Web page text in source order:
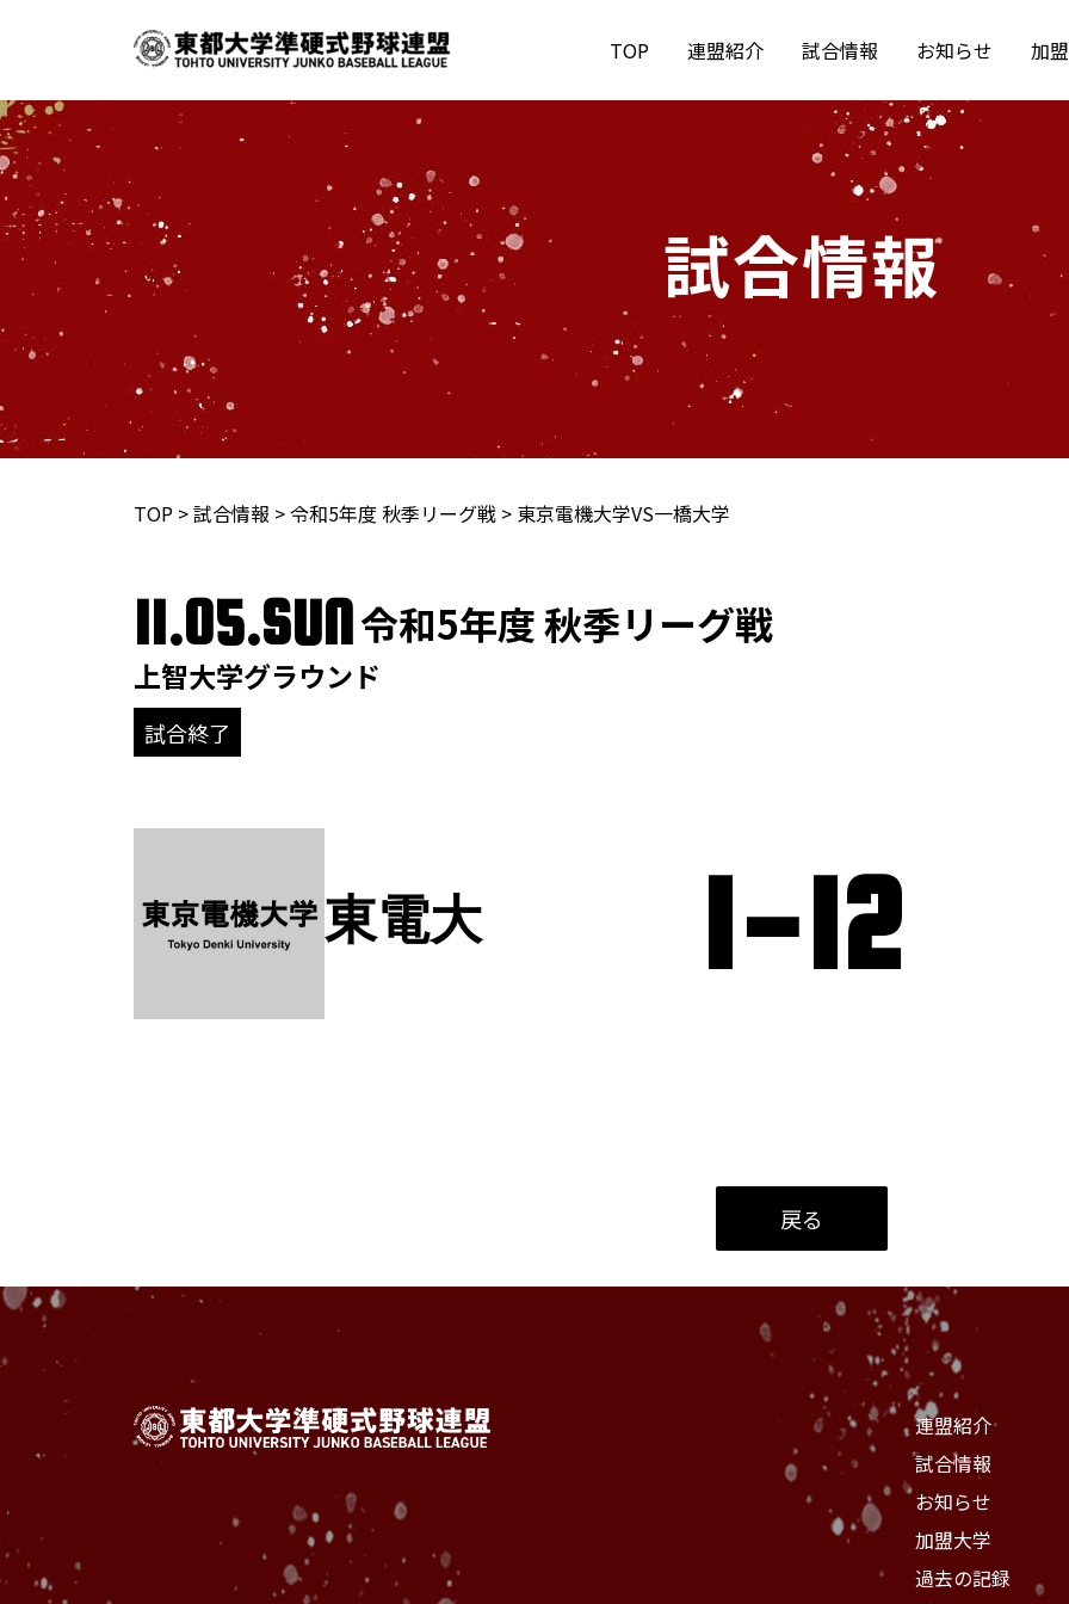
を
ス
キ
ッ
プ
TOP 連盟紹介 試合情報 お知らせ 加
試合情報
TOP >試合情報 >令和5年度 秋季リーグ戦 > 東京電機大学VS一橋大学
11.05.SUN令和5年度 秋季リーグ戦
上智大学グラウンド
試合終了
東電大 1-12
戻る
連盟紹介
試合情報
お知らせ
加盟大学
過去の記録